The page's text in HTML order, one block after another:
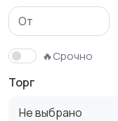
🔥Срочно
Торг
Не выбрано